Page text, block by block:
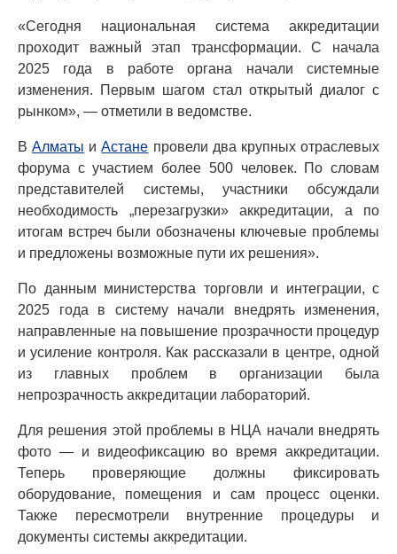
«Сегодня национальная система аккредитации
проходит важный этап трансформации. С начала
2025 года в работе органа начали системные
изменения. Первым шагом стал открытый диалог с
рынком», — отметили в ведомстве.
ВАлматы иАстане провели два крупных отраслевых
форума с участием более 500 человек. По словам
представителей системы, участники обсуждали
необходимость „перезагрузки» аккредитации, а по
итогам встреч были обозначены ключевые проблемы
и предложены возможные пути их решения».
По данным министерства торговли и интеграции, с
2025 года в систему начали внедрять изменения,
направленные на повышение прозрачности процедур
и усиление контроля. Как рассказали в центре, одной
из главных проблем в организации была
непрозрачность аккредитации лабораторий.
Для решения этой проблемы в НЦА начали внедрять
фото — и видеофиксацию во время аккредитации.
Теперь проверяющие должны фиксировать
оборудование, помещения и сам процесс оценки.
Также пересмотрели внутренние процедуры и
документы системы аккредитации.